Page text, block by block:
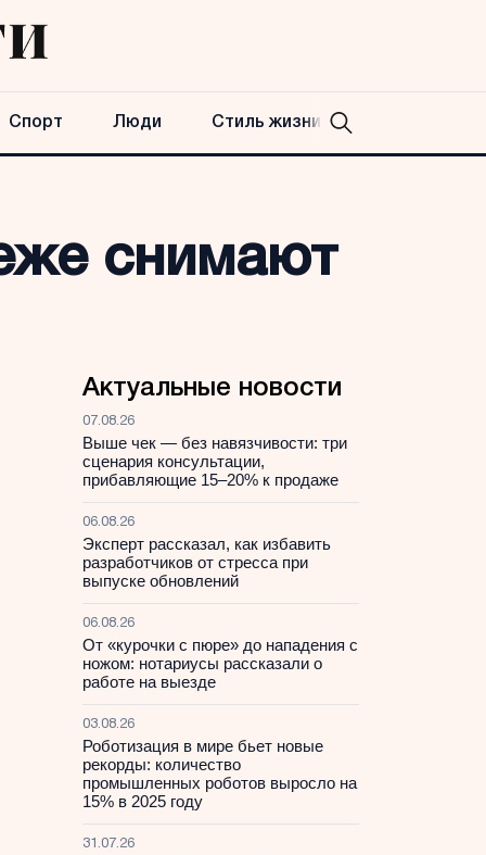
Спорт Люди Стиль жизни
снимают
Актуальные новости
07.08.26
Выше чек — без навязчивости: три
сценария консультации,
прибавляющие 15–20% к продаже
06.08.26
Эксперт рассказал, как избавить
разработчиков от стресса при
выпуске обновлений
06.08.26
От «курочки с пюре» до нападения с
ножом: нотариусы рассказали о
работе на выезде
03.08.26
Роботизация в мире бьет новые
рекорды: количество
промышленных роботов выросло на
15% в 2025 году
31.07.26